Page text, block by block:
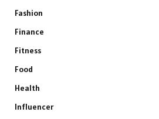
Fashion
Finance
Fitness
Food
Health
Influencer